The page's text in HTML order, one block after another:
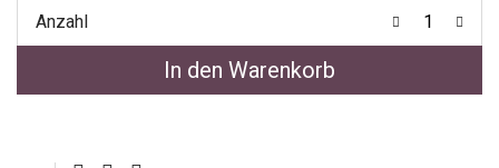
Anzahl
In den Warenkorb